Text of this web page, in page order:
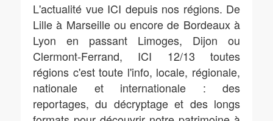
L'actualité vue ICI depuis nos régions. De
Lille à Marseille ou encore de Bordeaux à
Lyon en passant Limoges, Dijon ou
Clermont-Ferrand, ICI 12/13 toutes
régions c'est toute l'info, locale, régionale,
nationale et internationale : des
reportages, du décryptage et des longs